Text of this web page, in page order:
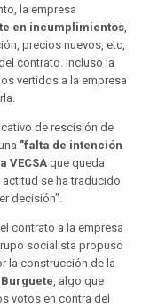
la empresa
en incumplimientos,
precios nuevos, etc,
contrato. Incluso la
vertidos a la empresa
de rescisión de
"falta de intención
VECSA que queda
se ha traducido
decisión".
contrato a la empresa
socialista propuso
la construcción de la
, algo que
votos en contra del